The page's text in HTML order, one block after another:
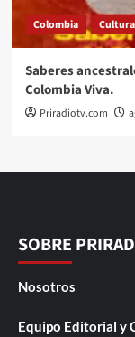
Colombia Cultura
Saberes
Colombia Viva.
Priradiotv.com
SOBRE
Nosotros
Equipo Editorial y